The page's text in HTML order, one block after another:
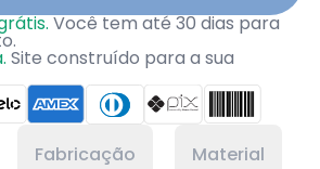
Você tem até 30 dias para
Site construído para a sua
Fabricação Material